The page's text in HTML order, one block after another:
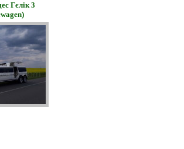
Гєлік 3